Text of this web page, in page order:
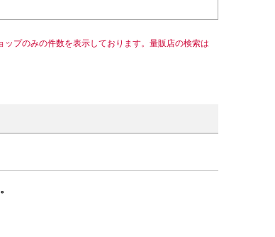
ップのみの件数を表示しております。量販店の検索は